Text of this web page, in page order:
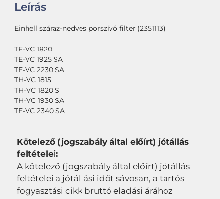
Leírás
Einhell száraz-nedves porszívó filter (2351113)
TE-VC 1820
TE-VC 1925 SA
TE-VC 2230 SA
TH-VC 1815
TH-VC 1820 S
TH-VC 1930 SA
TE-VC 2340 SA
Kötelező (jogszabály által előírt) jótállás
feltételei:
A kötelező (jogszabály által előírt) jótállás
feltételei a jótállási időt sávosan, a tartós
fogyasztási cikk bruttó eladási árához